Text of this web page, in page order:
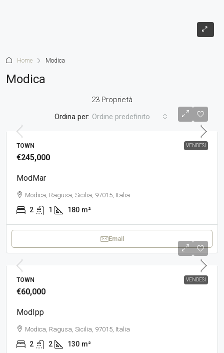
Home Modica
Modica
23 Proprietà
Ordina per: Ordine predefinito
VENDESI
TOWN
€245,000
ModMar
Modica, Ragusa, Sicilia, 97015, Italia
2 1 180 m²
Email
VENDESI
TOWN
€60,000
ModIpp
Modica, Ragusa, Sicilia, 97015, Italia
2 2 130 m²